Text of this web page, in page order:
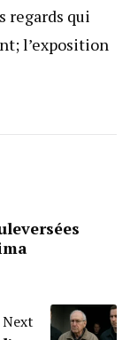
regards qui
l’exposition
Next